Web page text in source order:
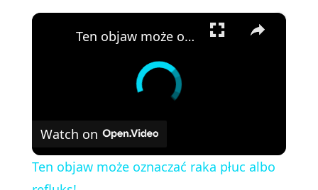
×
Ten objaw może oznaczać raka płuc albo refluks!
Watch on
Ten objaw może oznaczać raka płuc albo